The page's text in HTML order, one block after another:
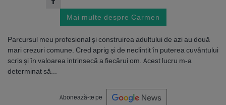
Mai multe despre Carmen
Parcursul meu profesional și construirea adultului de azi au două
mari crezuri comune. Cred aprig și de neclintit în puterea cuvântului
scris și în valoarea intrinsecă a fiecărui om. Acest lucru m-a
determinat să...
Abonează-te pe